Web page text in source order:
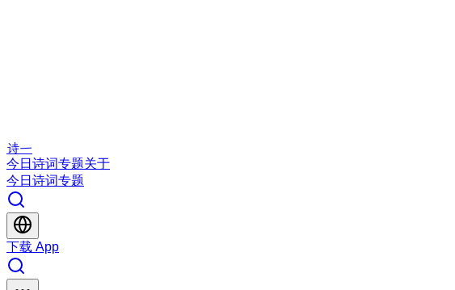
诗一
今日 诗词专题关于
今日 诗词专题
下载 App